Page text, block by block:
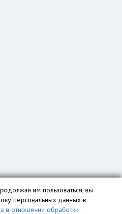
им пользоваться, вы
персональных данных в
в отношении обработки